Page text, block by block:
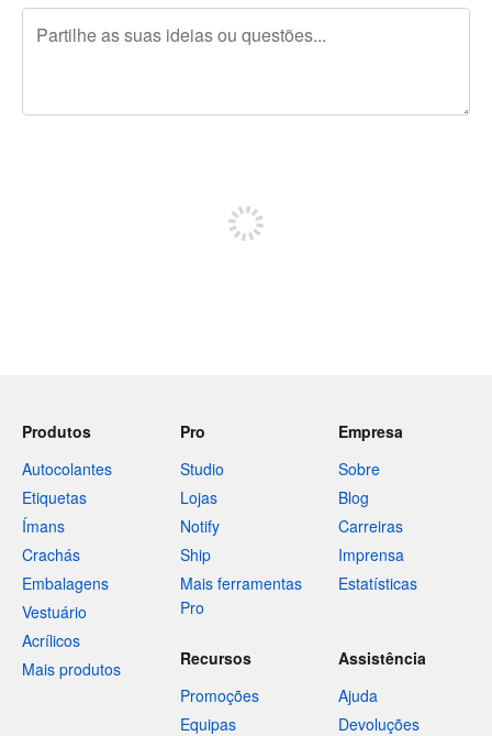
Produtos
Autocolantes
Etiquetas
Ímans
Crachás
Embalagens
Vestuário
Acrílicos
Mais produtos
Pro
Studio
Lojas
Notify
Ship
Mais ferramentas
Pro
Empresa
Sobre
Blog
Carreiras
Imprensa
Estatísticas
Recursos
Promoções
Equipas
Assistência
Ajuda
Devoluções